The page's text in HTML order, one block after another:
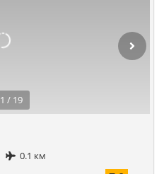
1 / 19
0.1 км